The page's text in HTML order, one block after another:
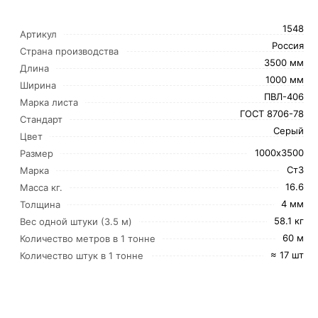
Артикул
1548
Страна производства
Россия
Длина
3500 мм
Ширина
1000 мм
Марка листа
ПВЛ-406
Стандарт
ГОСТ 8706-78
Цвет
Серый
Размер
1000х3500
Марка
Ст3
Масса кг.
16.6
Толщина
4 мм
Вес одной штуки (3.5 м)
58.1 кг
Количество метров в 1 тонне
60 м
Количество штук в 1 тонне
≈ 17 шт